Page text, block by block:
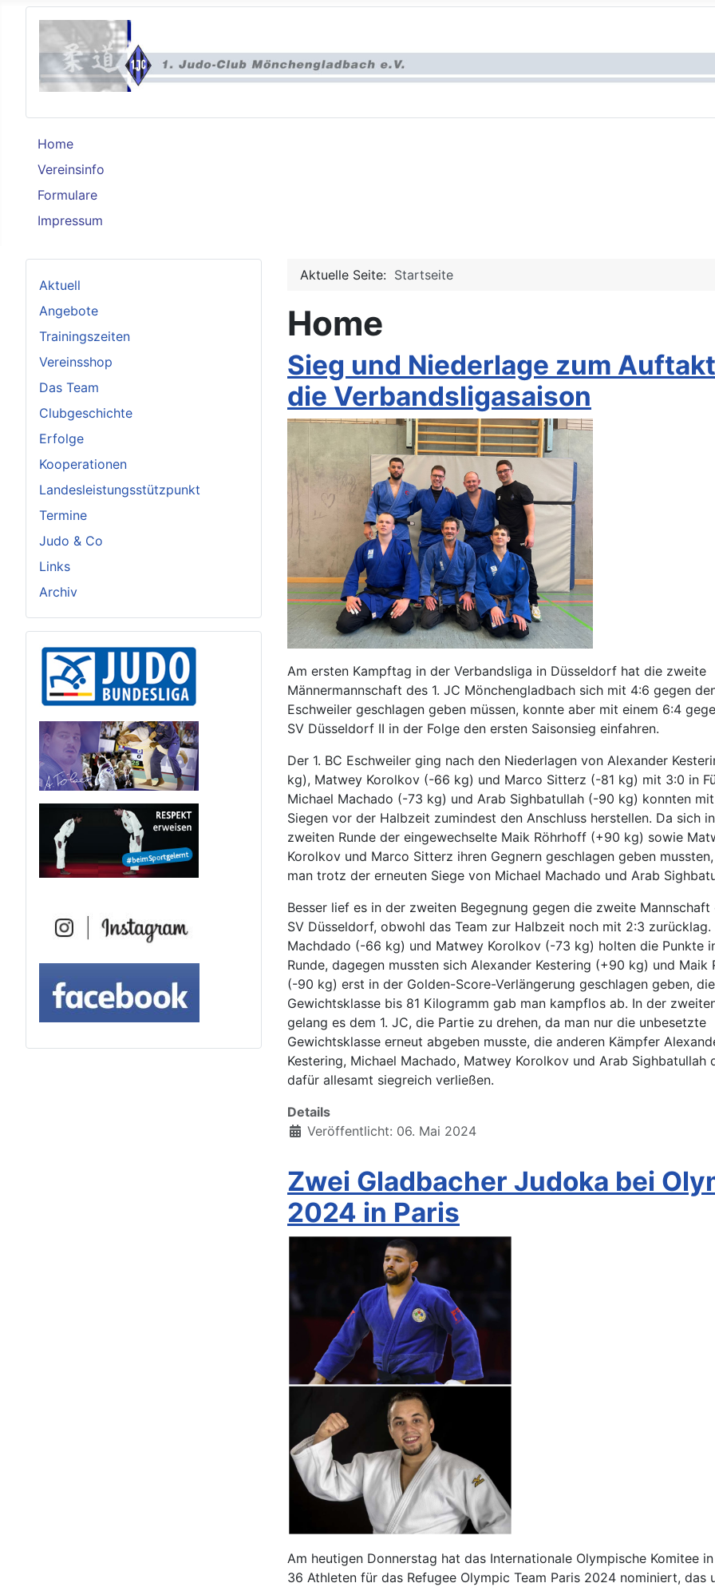
Home
Vereinsinfo
Formulare
Impressum
Aktuell
Angebote
Trainingszeiten
Vereinsshop
Das Team
Clubgeschichte
Erfolge
Kooperationen
Landesleistungsstützpunkt
Termine
Judo & Co
Links
Archiv
Aktuelle Seite: Startseite
Home
Sieg und Niederlage zum
die Verbandsligasaison
Am ersten Kampftag in der Verbandsliga in Düsseldorf hat die zweite
Männermannschaft des 1. JC Mönchengladbach sich mit 4:6 gegen
Eschweiler geschlagen geben müssen, konnte aber mit einem 6:4
SV Düsseldorf II in der Folge den ersten Saisonsieg einfahren.
Der 1. BC Eschweiler ging nach den Niederlagen von Alexander
kg), Matwey Korolkov (-66 kg) und Marco Sitterz (-81 kg) mit 3:0 in
Michael Machado (-73 kg) und Arab Sighbatullah (-90 kg) konnten
Siegen vor der Halbzeit zumindest den Anschluss herstellen. Da sich
zweiten Runde der eingewechselte Maik Röhrhoff (+90 kg) sowie
Korolkov und Marco Sitterz ihren Gegnern geschlagen geben
man trotz der erneuten Siege von Michael Machado und Arab
Besser lief es in der zweiten Begegnung gegen die zweite Mannschaft
SV Düsseldorf, obwohl das Team zur Halbzeit noch mit 2:3 zurücklag.
Machdado (-66 kg) und Matwey Korolkov (-73 kg) holten die Punkte
Runde, dagegen mussten sich Alexander Kestering (+90 kg) und Maik
(-90 kg) erst in der Golden-Score-Verlängerung geschlagen geben, die
Gewichtsklasse bis 81 Kilogramm gab man kampflos ab. In der
gelang es dem 1. JC, die Partie zu drehen, da man nur die unbesetzte
Gewichtsklasse erneut abgeben musste, die anderen Kämpfer
Kestering, Michael Machado, Matwey Korolkov und Arab Sighbatullah
dafür allesamt siegreich verließen.
Details
Veröffentlicht: 06. Mai 2024
Zwei Gladbacher Judoka bei
2024 in Paris
Am heutigen Donnerstag hat das Internationale Olympische Komitee
36 Athleten für das Refugee Olympic Team Paris 2024 nominiert, das